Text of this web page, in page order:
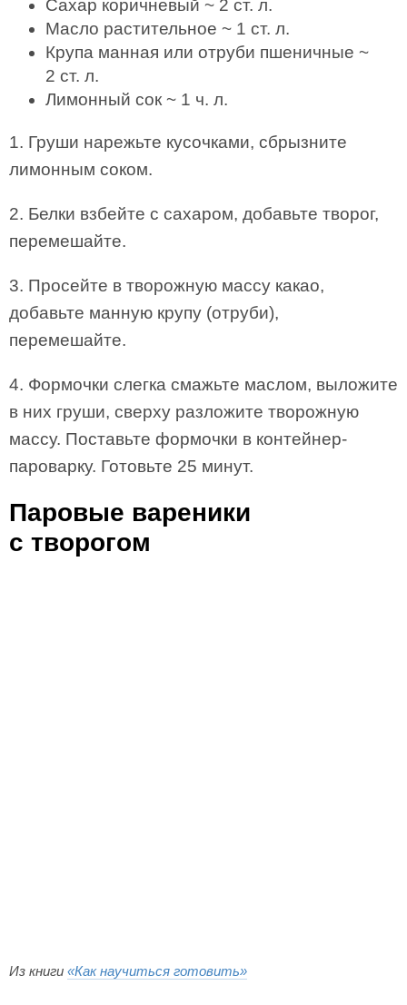
Сахар коричневый ~ 2 ст. л.
Масло растительное ~ 1 ст. л.
Крупа манная или отруби пшеничные ~
2 ст. л.
Лимонный сок ~ 1 ч. л.
1. Груши нарежьте кусочками, сбрызните
лимонным соком.
2. Белки взбейте с сахаром, добавьте творог,
перемешайте.
3. Просейте в творожную массу какао,
добавьте манную крупу (отруби),
перемешайте.
4. Формочки слегка смажьте маслом, выложите
в них груши, сверху разложите творожную
массу. Поставьте формочки в контейнер-
пароварку. Готовьте 25 минут.
Паровые вареники
с творогом
Из книги «Как научиться готовить»